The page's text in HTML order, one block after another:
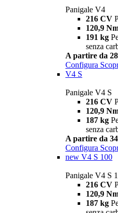
Panigale V4
216 CV
120,9
191 kg
senza
A partire da
Configura
V4 S
Panigale V4 S
216 CV
120,9
187 kg
senza
A partire da
Configura
new V4 S 100
Panigale V4 S
216 CV
120,9
187 kg